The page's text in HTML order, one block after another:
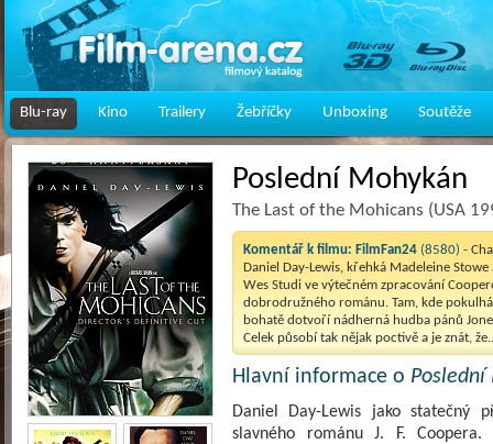
Blu-ray Kino Trailery Žebříčky Unboxing Soutěže
Poslední Mohykán
The Last of the Mohicans (USA
Komentář k filmu: FilmFan24 (8580) -
Daniel Day-Lewis, křehká Madeleine
Wes Studi ve výtečném zpracování
dobrodružného románu. Tam, kde
bohatě dotvoří nádherná hudba pánů
Celek působí tak nějak poctivě a je znát,
Hlavní informace o Poslední
Daniel Day-Lewis jako statečný
slavného románu J. F.